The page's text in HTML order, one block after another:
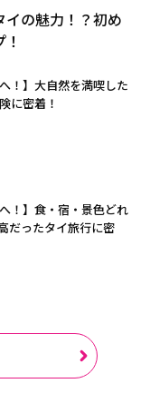
イの魅力！？初め
！】大自然を満喫した
に密着！
！】食・宿・景色どれ
だったタイ旅行に密